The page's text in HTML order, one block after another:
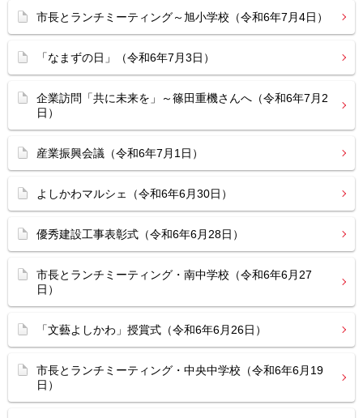
市長とランチミーティング～旭小学校（令和6年7月4日）
「なまずの日」（令和6年7月3日）
企業訪問「共に未来を」～篠田重機さんへ（令和6年7月2
日）
産業振興会議（令和6年7月1日）
よしかわマルシェ（令和6年6月30日）
優秀建設工事表彰式（令和6年6月28日）
市長とランチミーティング・南中学校（令和6年6月27
日）
「文藝よしかわ」授賞式（令和6年6月26日）
市長とランチミーティング・中央中学校（令和6年6月19
日）